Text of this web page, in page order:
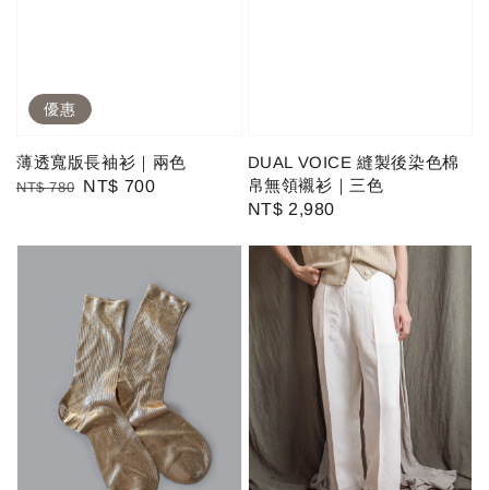
優惠
薄透寬版長袖衫｜兩色
Regular
NT$ 780 Sale
NT$ 700
DUAL VOICE 縫製後染色棉
帛無領襯衫｜三色
Regular
NT$ 2,980